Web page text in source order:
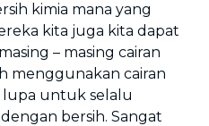
kimia mana yang
kita juga kita dapat
– masing cairan
menggunakan cairan
lupa untuk selalu
bersih. Sangat